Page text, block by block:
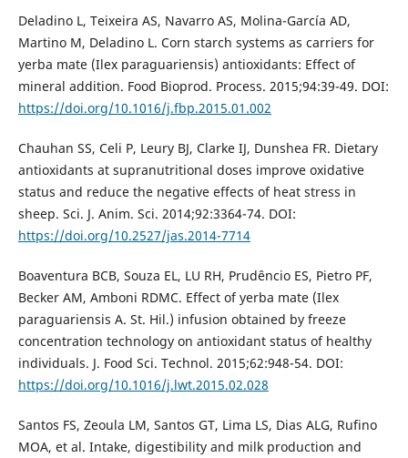
Deladino L, Teixeira AS, Navarro AS, Molina-García AD,
Martino M, Deladino L. Corn starch systems as carriers for
yerba mate (Ilex paraguariensis) antioxidants: Effect of
mineral addition. Food Bioprod. Process. 2015;94:39-49. DOI:
https://doi.org/10.1016/j.fbp.2015.01.002
Chauhan SS, Celi P, Leury BJ, Clarke IJ, Dunshea FR. Dietary
antioxidants at supranutritional doses improve oxidative
status and reduce the negative effects of heat stress in
sheep. Sci. J. Anim. Sci. 2014;92:3364-74. DOI:
https://doi.org/10.2527/jas.2014-7714
Boaventura BCB, Souza EL, LU RH, Prudêncio ES, Pietro PF,
Becker AM, Amboni RDMC. Effect of yerba mate (Ilex
paraguariensis A. St. Hil.) infusion obtained by freeze
concentration technology on antioxidant status of healthy
individuals. J. Food Sci. Technol. 2015;62:948-54. DOI:
https://doi.org/10.1016/j.lwt.2015.02.028
Santos FS, Zeoula LM, Santos GT, Lima LS, Dias ALG, Rufino
MOA, et al. Intake, digestibility and milk production and